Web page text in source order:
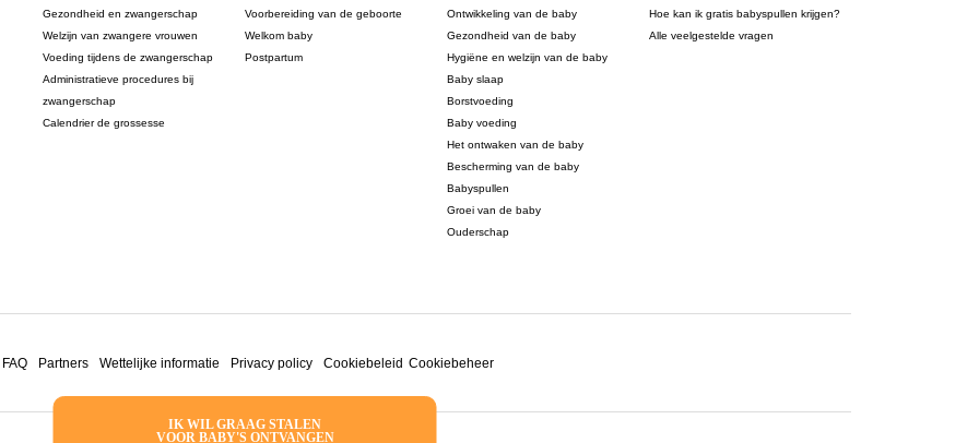
IK WIL GRAAG STALEN
VOOR BABY'S ONTVANGEN
Gezondheid en zwangerschap
Welzijn van zwangere vrouwen
Voeding tijdens de zwangerschap
Administratieve procedures bij
zwangerschap
Calendrier de grossesse
Voorbereiding van de geboorte
Welkom baby
Postpartum
Ontwikkeling van de baby
Gezondheid van de baby
Hygiëne en welzijn van de baby
Baby slaap
Borstvoeding
Baby voeding
Het ontwaken van de baby
Bescherming van de baby
Babyspullen
Groei van de baby
Ouderschap
Hoe kan ik gratis babyspullen krijgen?
Alle veelgestelde vragen
FAQ Partners Wettelijke informatie Privacy policy Cookiebeleid Cookiebeheer